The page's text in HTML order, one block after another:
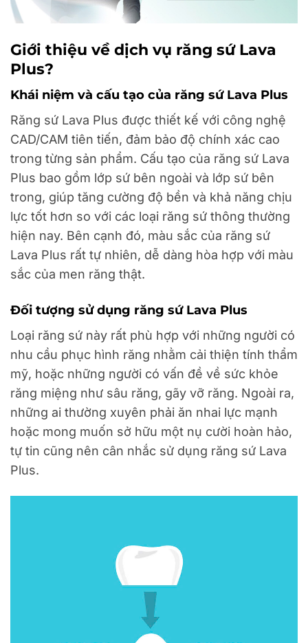
Giới thiệu về dịch vụ răng sứ Lava
Plus?
Khái niệm và cấu tạo của răng sứ Lava Plus
Răng sứ Lava Plus được thiết kế với công nghệ
CAD/CAM tiên tiến, đảm bảo độ chính xác cao
trong từng sản phẩm. Cấu tạo của răng sứ Lava
Plus bao gồm lớp sứ bên ngoài và lớp sứ bên
trong, giúp tăng cường độ bền và khả năng chịu
lực tốt hơn so với các loại răng sứ thông thường
hiện nay. Bên cạnh đó, màu sắc của răng sứ
Lava Plus rất tự nhiên, dễ dàng hòa hợp với màu
sắc của men răng thật.
Đối tượng sử dụng răng sứ Lava Plus
Loại răng sứ này rất phù hợp với những người có
nhu cầu phục hình răng nhằm cải thiện tính thẩm
mỹ, hoặc những người có vấn đề về sức khỏe
răng miệng như sâu răng, gãy vỡ răng. Ngoài ra,
những ai thường xuyên phải ăn nhai lực mạnh
hoặc mong muốn sở hữu một nụ cười hoàn hảo,
tự tin cũng nên cân nhắc sử dụng răng sứ Lava
Plus.